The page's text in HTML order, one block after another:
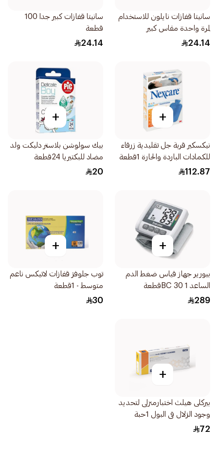
سانيتا قفازات نايلون للاستخدام
لمرة واحدة مقاس كبير
100قطعة
24.14
سانيتا قفازات كبير جدا 100
قطعة
24.14
+
نيكسكير قربة جل تقليدية زرقاء
للكمادات الباردة والحارة 1قطعة
112.87
+
بيك سولوشن بلاستر دليكت ولد
مضاد للبكتيريا 24قطعة
20
+
بيورير جهاز قياس ضغط الدم
الساعد BC 30 1قطعة
289
+
توب جلوفز قفازات لاتيكس ناعم
متوسط - 1قطعة
30
+
بيركلى هيلث اختبارمنزلى لتحديد
وجود الزلال فى البول 1حبة
72